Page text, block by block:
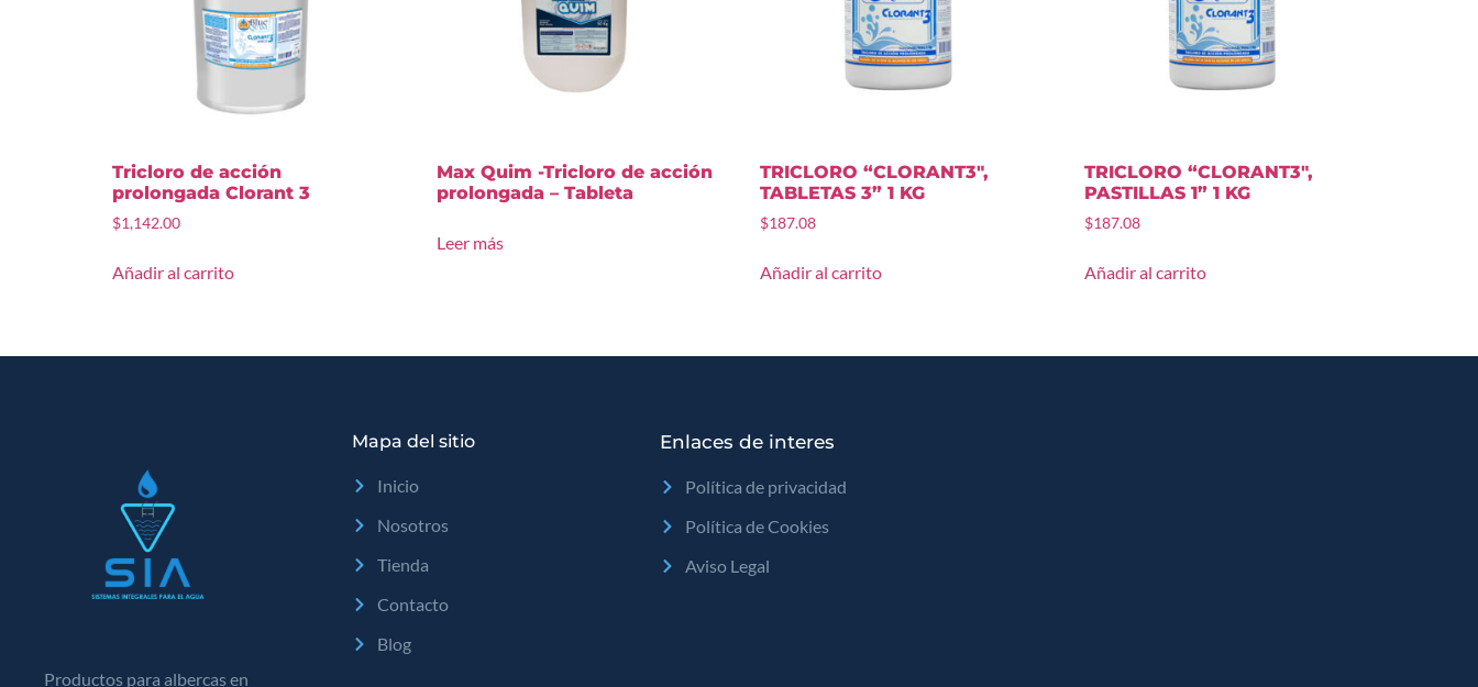
Tricloro de acción
prolongada Clorant 3
$1,142.00
Añadir al carrito
Max Quim -Tricloro de acción
prolongada – Tableta
Leer más
TRICLORO “CLORANT3″,
TABLETAS 3” 1 KG
$187.08
Añadir al carrito
TRICLORO “CLORANT3″,
PASTILLAS 1” 1 KG
$187.08
Añadir al carrito
Productos para albercas en
Mapa del sitio
Inicio
Nosotros
Tienda
Contacto
Blog
Enlaces de interes
Política de privacidad
Política de Cookies
Aviso Legal